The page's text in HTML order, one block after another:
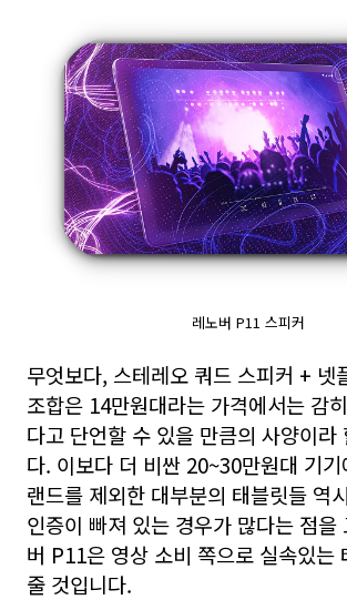
레노버 P11 스피커
무엇보다, 스테레오 쿼드 스피커 + 넷
조합은 14만원대라는 가격에서는 감
다고 단언할 수 있을 만큼의 사양이라
다. 이보다 더 비싼 20~30만원대 기
랜드를 제외한 대부분의 태블릿들 역
인증이 빠져 있는 경우가 많다는 점을
버 P11은 영상 소비 쪽으로 실속있는
줄 것입니다.